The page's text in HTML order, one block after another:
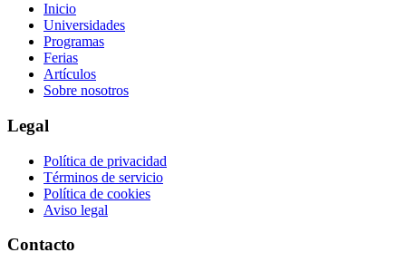
Inicio
Universidades
Programas
Ferias
Artículos
Sobre nosotros
Legal
Política de privacidad
Términos de servicio
Política de cookies
Aviso legal
Contacto